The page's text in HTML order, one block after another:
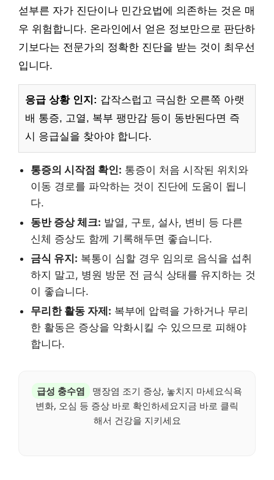
섣부른 자가 진단이나 민간요법에 의존하는 것은 매
우 위험합니다. 온라인에서 얻은 정보만으로 판단하
기보다는 전문가의 정확한 진단을 받는 것이 최우선
입니다.
응급 상황 인지: 갑작스럽고 극심한 오른쪽 아랫
배 통증, 고열, 복부 팽만감 등이 동반된다면 즉
시 응급실을 찾아야 합니다.
통증의 시작점 확인: 통증이 처음 시작된 위치와
이동 경로를 파악하는 것이 진단에 도움이 됩니
다.
동반 증상 체크: 발열, 구토, 설사, 변비 등 다른
신체 증상도 함께 기록해두면 좋습니다.
금식 유지: 복통이 심할 경우 임의로 음식을 섭취
하지 말고, 병원 방문 전 금식 상태를 유지하는 것
이 좋습니다.
무리한 활동 자제: 복부에 압력을 가하거나 무리
한 활동은 증상을 악화시킬 수 있으므로 피해야
합니다.
급성 충수염
맹장염 조기 증상, 놓치지 마세요식욕
변화, 오심 등 증상 바로 확인하세요지금 바로 클릭
해서 건강을 지키세요